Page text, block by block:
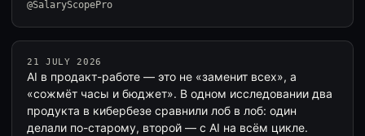
@SalaryScopePro
21 JULY 2026
AI в продакт-работе — это не «заменит всех», а
«сожмёт часы и бюджет». В одном исследовании два
продукта в кибербезе сравнили лоб в лоб: один
делали по-старому, второй — с AI на всём цикле.